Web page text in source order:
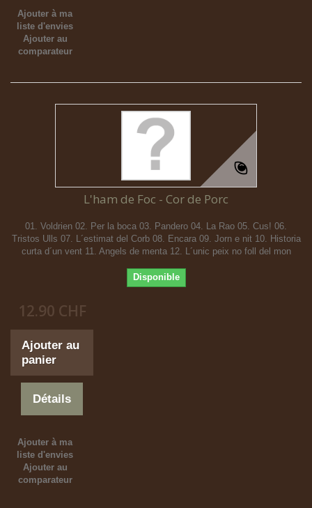
Ajouter à ma
liste d'envies
Ajouter au
comparateur
L'ham de Foc - Cor de Porc
01. Voldrien 02. Per la boca 03. Pandero 04. La Rao 05. Cus! 06.
Tristos Ulls 07. L´estimat del Corb 08. Encara 09. Jorn e nit 10. Historia
curta d´un vent 11. Angels de menta 12. L´unic peix no foll del mon
Disponible
12.90 CHF
Ajouter au
panier
Détails
Ajouter à ma
liste d'envies
Ajouter au
comparateur